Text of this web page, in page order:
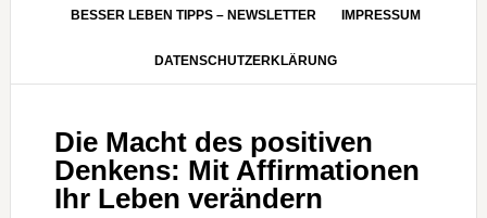
BESSER LEBEN TIPPS – NEWSLETTER IMPRESSUM
DATENSCHUTZERKLÄRUNG
Die Macht des positiven
Denkens: Mit Affirmationen
Ihr Leben verändern